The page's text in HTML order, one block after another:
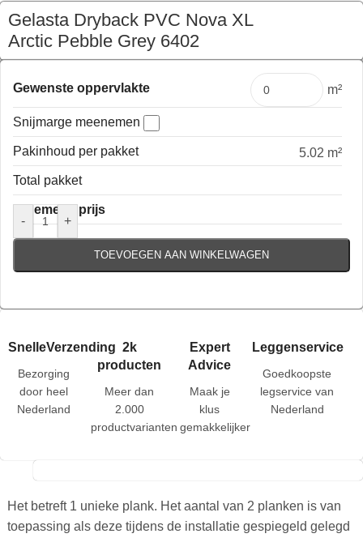
Gelasta Dryback PVC Nova XL
Arctic Pebble Grey 6402
€201,35 Pakket
Gewenste oppervlakte m²
Snijmarge meenemen
Pakinhoud per pakket
5.02 m²
Total pakket
Algemene prijs
-
+
TOEVOEGEN AAN WINKELWAGEN
SnelleVerzending
Bezorging
door heel
Nederland
2k
producten
Meer dan
2.000
productvarianten
Expert
Advice
Maak je
klus
gemakkelijker
Leggenservice
Goedkoopste
legservice van
Nederland
Het betreft 1 unieke plank. Het aantal van 2 planken is van
toepassing als deze tijdens de installatie gespiegeld gelegd